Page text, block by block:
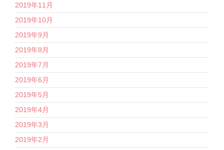
2019年11月
2019年10月
2019年9月
2019年8月
2019年7月
2019年6月
2019年5月
2019年4月
2019年3月
2019年2月